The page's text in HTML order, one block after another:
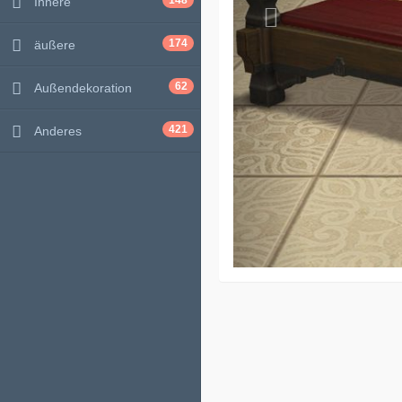
äußere 174
Außendekoration 62
Anderes 421